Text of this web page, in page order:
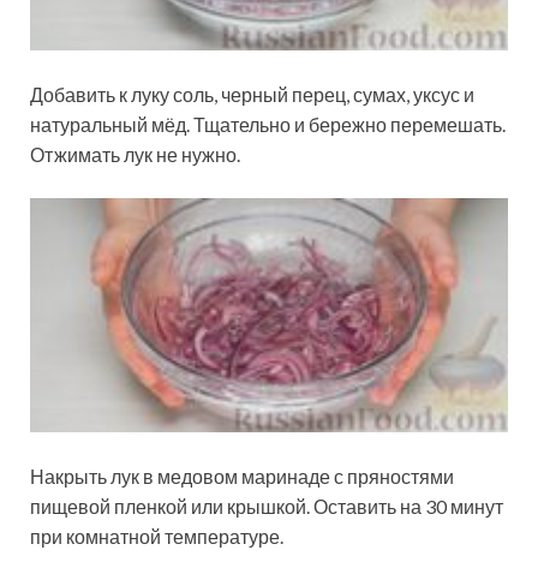
Добавить к луку соль, черный перец, сумах, уксус и
натуральный мёд. Тщательно и бережно перемешать.
Отжимать лук не нужно.
Накрыть лук в медовом маринаде с пряностями
пищевой пленкой или крышкой. Оставить на 30 минут
при комнатной температуре.